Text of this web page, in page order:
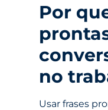
Por
no
Usar frases